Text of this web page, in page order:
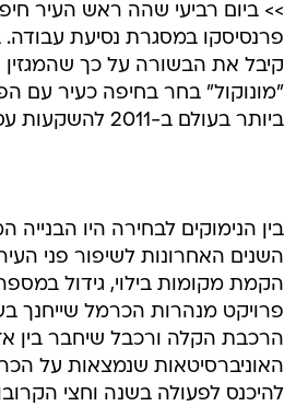
>> ביום רביעי שהה ראש העיר
פרנסיסקו במסגרת נסיעת עבודה.
קיבל את הבשורה על כך שהמגזין
"מונוקול" בחר בחיפה כעיר עם
ביותר בעולם ב-2011 להשקעות עסקיות.
בין הנימוקים לבחירה היו
השנים האחרונות לשיפור פני
הקמת מקומות בילוי, גידול במספר
פרויקט מנהרות הכרמל שייחנך
הרכבת הקלה ורכבל שיחבר בין
האוניברסיטאות שנמצאות על
להיכנס לפעולה בשנה וחצי